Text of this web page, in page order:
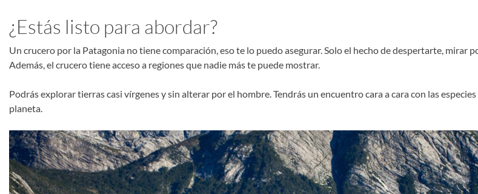
¿Estás listo para abordar?
Un crucero por la Patagonia no tiene comparación, eso te lo puedo asegurar. Solo el hecho de despertarte, mirar
Además, el crucero tiene acceso a regiones que nadie más te puede mostrar.
Podrás explorar tierras casi vírgenes y sin alterar por el hombre. Tendrás un encuentro cara a cara con las
planeta.